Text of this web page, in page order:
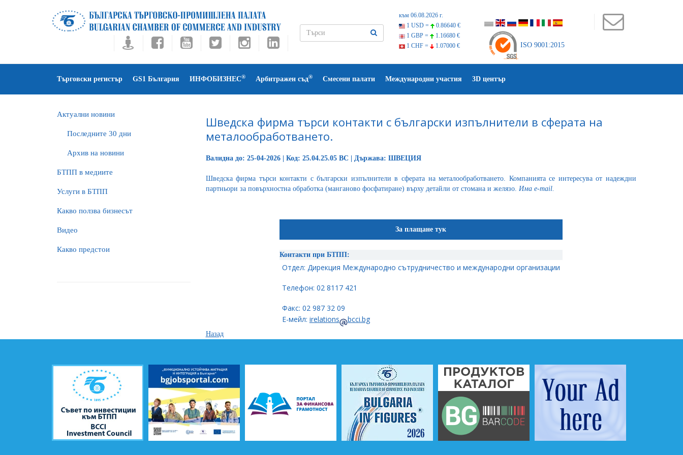
към 06.08.2026 г.
1 USD =
0.86640 €
1 GBP =
1.16680 €
1 CHF =
1.07000 € ISO 9001:2015
Търговски регистър GS1 България ИНФОБИЗНЕС® Арбитражен съд® Смесени палати Международни участия 3D център
Актуални новини
Последните 30 дни
Архив на новини
БTПП в медиите
Услуги в БТПП
Какво ползва бизнесът
Видео
Какво предстои
Шведска фирма търси контакти с български изпълнители в сферата на
металообработването.
Валидна до: 25-04-2026 | Код: 25.04.25.05 BC | Държава: ШВЕЦИЯ
Шведска фирма търси контакти с български изпълнители в сферата на металообработването. Компанията се интересува от надеждни
партньори за повърхностна обработка (манганово фосфатиране) върху детайли от стомана и желязо. Има е-mail.
За плащане тук
Контакти при БТПП:
Отдел: Дирекция Международно сътрудничество и международни организации
Телефон: 02 8117 421
Факс: 02 987 32 09
Е-мейл: irelations bcci.bg
Назад